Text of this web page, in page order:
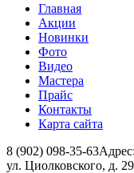
Главная
Акции
Новинки
Фото
Видео
Мастера
Прайс
Контакты
Карта сайта
8 (902) 098-35-63
ул. Циолковского, д. 29